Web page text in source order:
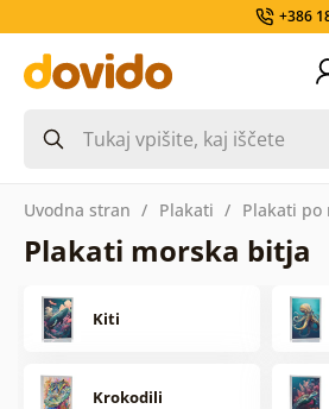
+386
Uvodna stran Plakati Plakati po
Plakati morska bitja
Kiti
Krokodili